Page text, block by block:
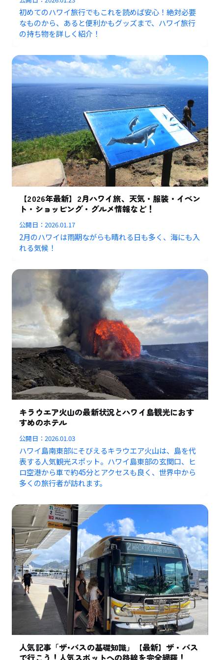
初めてのハワイ旅行でもこれを読めば安心！絶対必要
なものから、あると便利かもグッズまで、ハワイ旅行
の持ち物を詳しく紹介！
【2026年最新】2月ハワイ旅、天気・服装・イベン
ト・ショッピング・グルメ情報など！
公開日：2026.01.17
2月のハワイは雨期ながらも晴れる日も多く、海にも入
れる気候！
キラウエア火山の最新状況とハワイ島観光におす
すめのホテル
公開日：2026.01.03
ハワイ島南東部にそびえるキラウエア火山は、島を代
表する人気観光スポット。ハワイ島東部の玄関口、ヒ
ロ空港から車で約45分とアクセスも良く、世界中から
多くの旅行者が訪れます。
人気記事「ザ･バスの基礎知識」【最新】ザ・バス
で行こう！人気スポットへの路線を完全網羅！